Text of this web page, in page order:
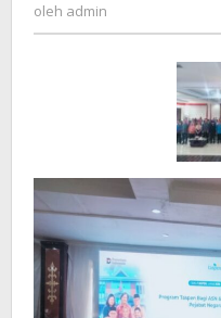
oleh admin